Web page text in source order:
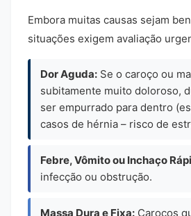
Embora muitas causas sejam
situações exigem avaliação
Dor Aguda: Se o caroço ou
subitamente muito doloroso,
ser empurrado para dentro
casos de hérnia – risco de
Febre, Vômito ou Inchaço
infecção ou obstrução.
Massa Dura e Fixa: Caroços